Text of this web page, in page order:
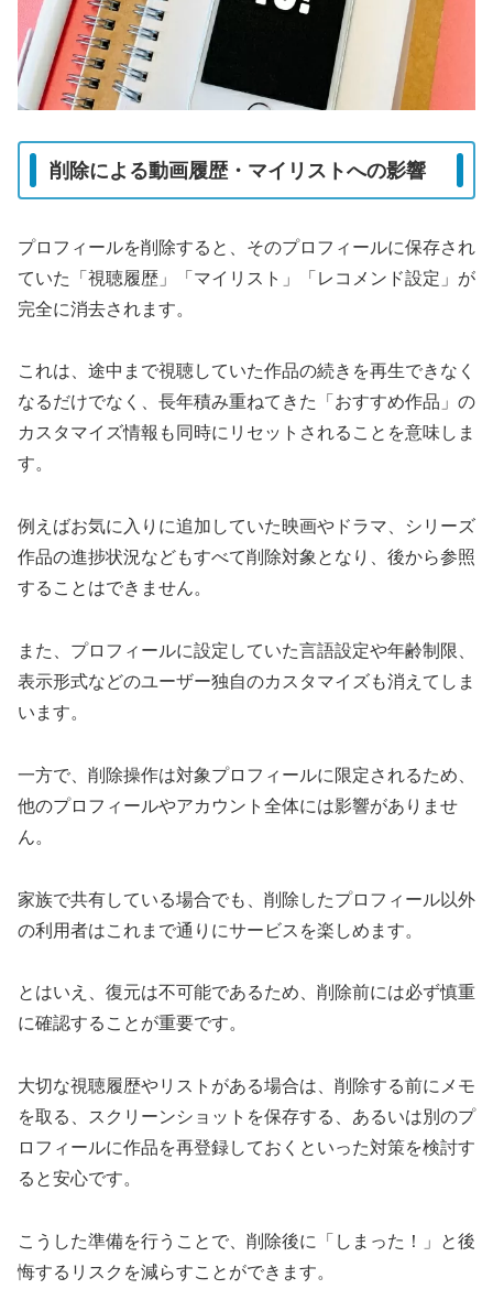
削除による動画履歴・マイリストへの影響
プロフィールを削除すると、そのプロフィールに保存され
ていた「視聴履歴」「マイリスト」「レコメンド設定」が
完全に消去されます。
これは、途中まで視聴していた作品の続きを再生できなく
なるだけでなく、長年積み重ねてきた「おすすめ作品」の
カスタマイズ情報も同時にリセットされることを意味しま
す。
例えばお気に入りに追加していた映画やドラマ、シリーズ
作品の進捗状況などもすべて削除対象となり、後から参照
することはできません。
また、プロフィールに設定していた言語設定や年齢制限、
表示形式などのユーザー独自のカスタマイズも消えてしま
います。
一方で、削除操作は対象プロフィールに限定されるため、
他のプロフィールやアカウント全体には影響がありませ
ん。
家族で共有している場合でも、削除したプロフィール以外
の利用者はこれまで通りにサービスを楽しめます。
とはいえ、復元は不可能であるため、削除前には必ず慎重
に確認することが重要です。
大切な視聴履歴やリストがある場合は、削除する前にメモ
を取る、スクリーンショットを保存する、あるいは別のプ
ロフィールに作品を再登録しておくといった対策を検討す
ると安心です。
こうした準備を行うことで、削除後に「しまった！」と後
悔するリスクを減らすことができます。